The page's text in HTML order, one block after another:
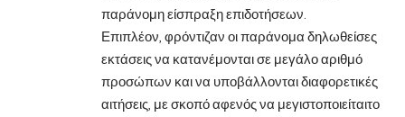
παράνομη είσπραξη επιδοτήσεων.
Επιπλέον, φρόντιζαν οι παράνομα δηλωθείσες
εκτάσεις να κατανέμονται σε μεγάλο αριθμό
προσώπων και να υποβάλλονται διαφορετικές
αιτήσεις, με σκοπό αφενός να μεγιστοποιείταιτο